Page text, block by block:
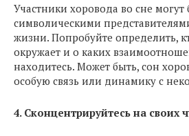
Участники хоровода во сне могут
символическими
жизни. Попробуйте определить,
окружает и о каких
находитесь. Может быть, сон
особую связь или динамику с
4. Сконцентрируйтесь на своих